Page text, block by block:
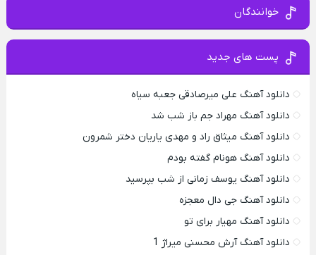
خوانندگان
پست های جدید
دانلود آهنگ علی میرصادقی جعبه سیاه
دانلود آهنگ مهراد جم باز شب شد
دانلود آهنگ میثاق راد و مهدی یاریان دختر شمرون
دانلود آهنگ هونام گفته بودم
دانلود آهنگ یوسف زمانی از شب بپرسید
دانلود آهنگ جی دال معجزه
دانلود آهنگ مهیار برای تو
دانلود آهنگ آرش محسنی میراژ 1